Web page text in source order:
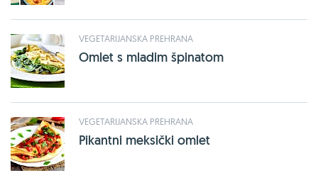
VEGETARIJANSKA PREHRANA
Omlet s mladim špinatom
VEGETARIJANSKA PREHRANA
Pikantni meksički omlet